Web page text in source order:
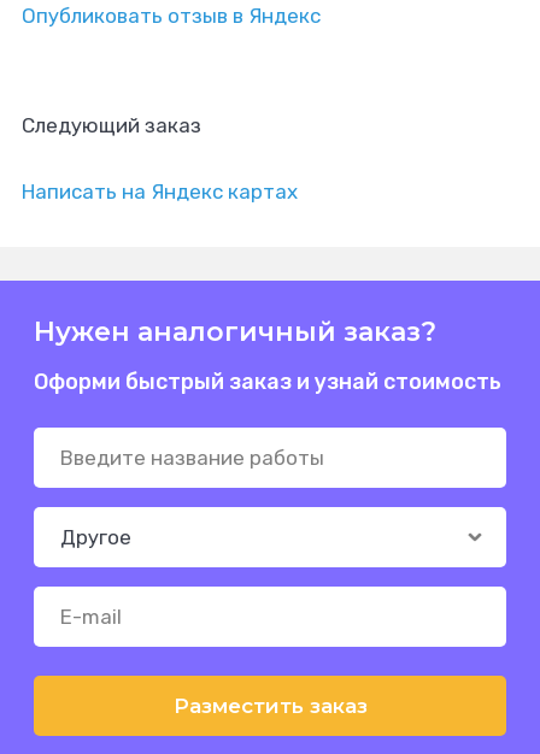
Опубликовать отзыв в Яндекс
Следующий заказ
Написать на Яндекс картах
Нужен аналогичный заказ?
Оформи быстрый заказ и узнай стоимость
Разместить заказ